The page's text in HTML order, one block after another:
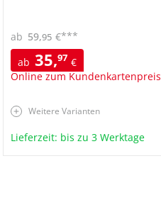
ab 35,97 €
Online zum Kundenkartenpreis
ab 59,95 €***
Weitere Varianten
Lieferzeit: bis zu 3 Werktage